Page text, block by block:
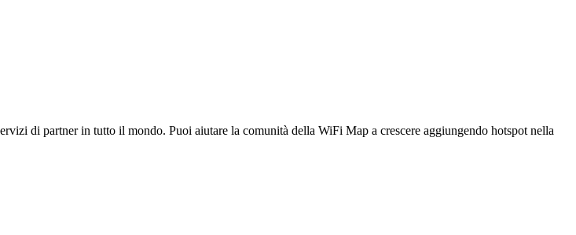
di partner in tutto il mondo. Puoi aiutare la comunità della WiFi Map a crescere aggiungendo hotspot nella